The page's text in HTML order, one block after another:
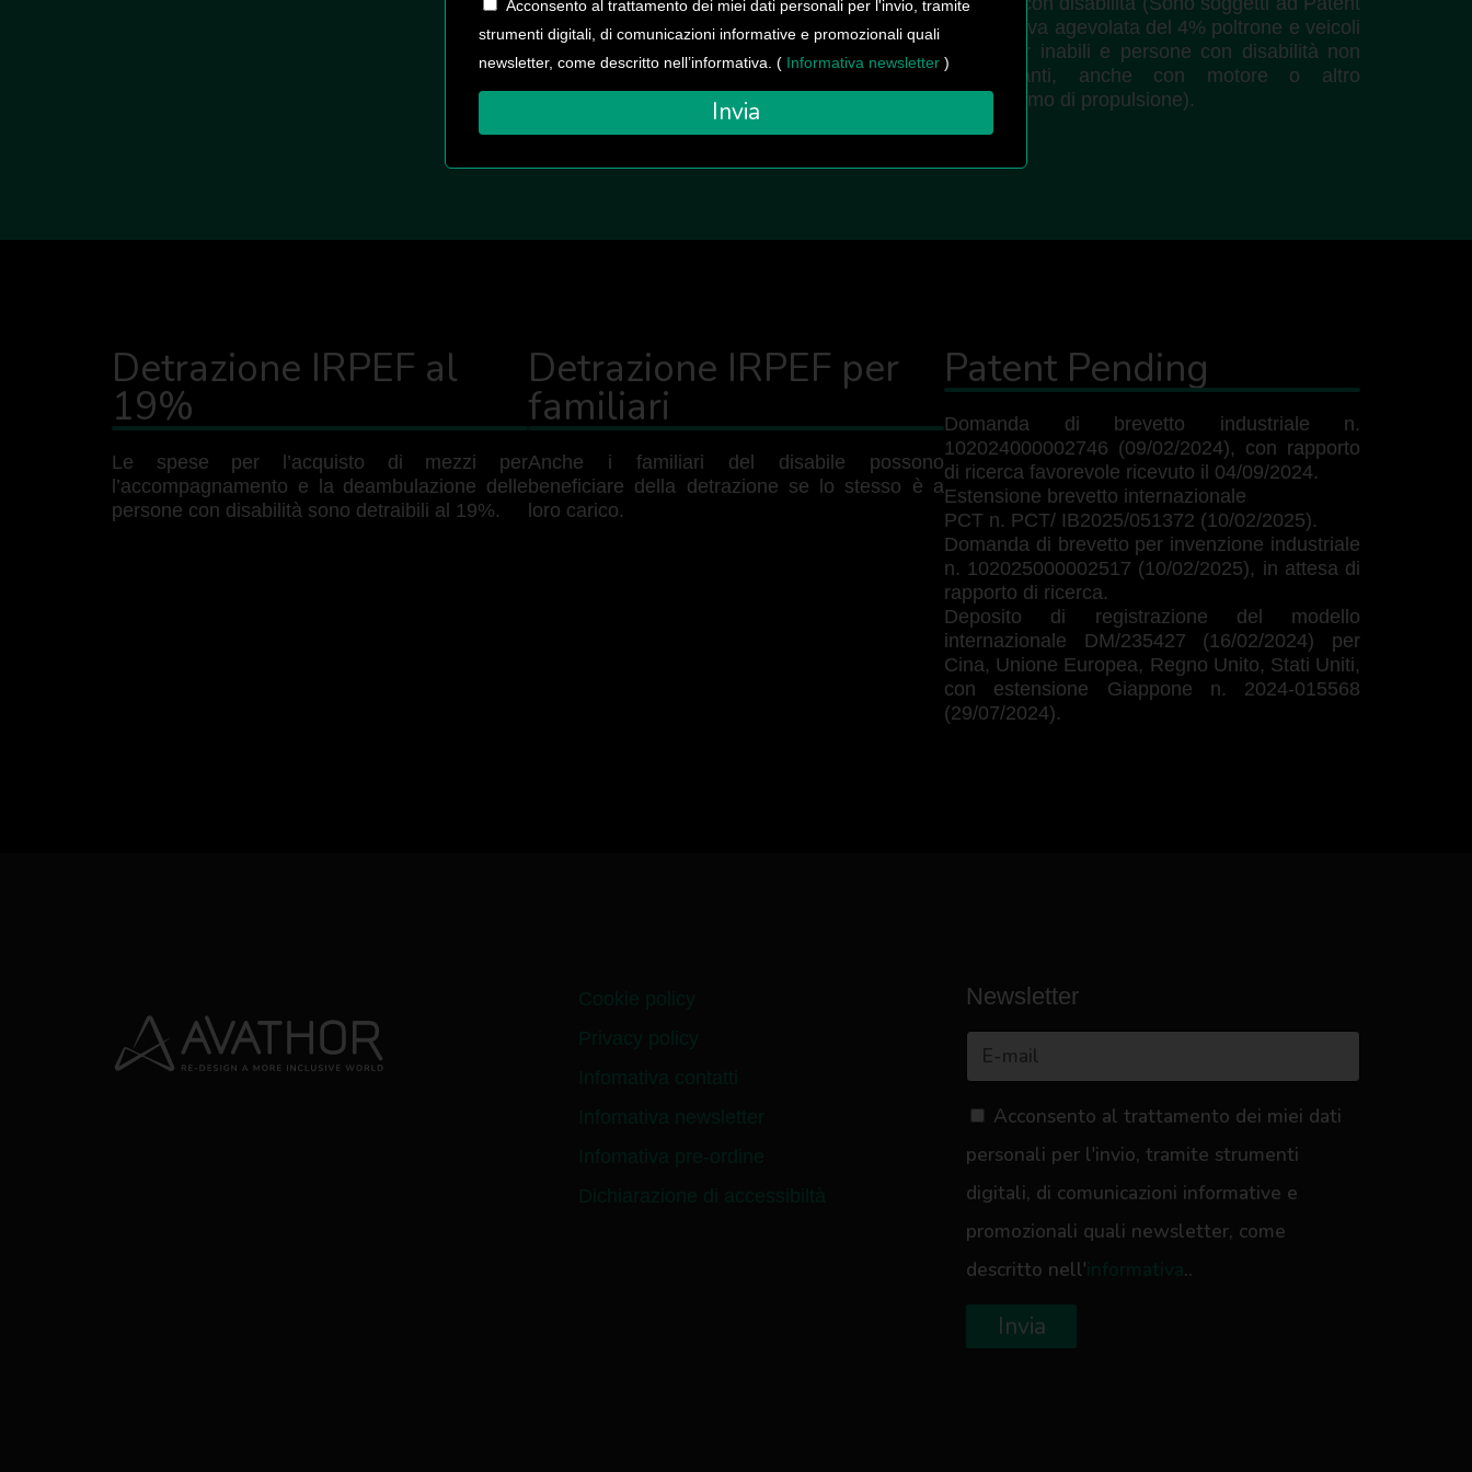
Pending Iva agevolata del 4% poltrone e veicoli
simili, per inabili e persone con disabilità non
deambulanti, anche con motore o altro
meccanismo di propulsione).
Detrazione IRPEF al
19%
Le spese per l’acquisto di mezzi per
l’accompagnamento e la deambulazione delle
persone con disabilità sono detraibili al 19%.
Detrazione IRPEF per
familiari
Anche i familiari del disabile possono
beneficiare della detrazione se lo stesso è a
loro carico.
Patent Pending
Domanda di brevetto industriale n.
102024000002746 (09/02/2024), con rapporto
di ricerca favorevole ricevuto il 04/09/2024.
Estensione brevetto internazionale
PCT n. PCT/ IB2025/051372 (10/02/2025).
Domanda di brevetto per invenzione industriale
n. 102025000002517 (10/02/2025), in attesa di
rapporto di ricerca.
Deposito di registrazione del modello
internazionale DM/235427 (16/02/2024) per
Cina, Unione Europea, Regno Unito, Stati Uniti,
con estensione Giappone n. 2024-015568
(29/07/2024).
Newsletter
Acconsento al trattamento dei miei dati
personali per l'invio, tramite strumenti
digitali, di comunicazioni informative e
promozionali quali newsletter, come
descritto nell'
..
Invia
Acconsento al trattamento dei miei dati personali per l'invio, tramite
strumenti digitali, di comunicazioni informative e promozionali quali
newsletter, come descritto nell’informativa. ( Informativa newsletter )
Invia